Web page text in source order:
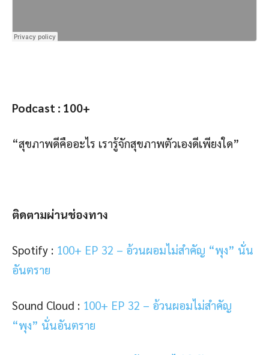
Podcast : 100+
“สุขภาพดีคืออะไร เรารู้จักสุขภาพตัวเองดีเพียงใด”
ติดตามผ่านช่องทาง
Spotify : 100+ EP 32 – อ้วนผอมไม่สำคัญ “พุง” นั่น
อันตราย
Sound Cloud : 100+ EP 32 – อ้วนผอมไม่สำคัญ
“พุง” นั่นอันตราย